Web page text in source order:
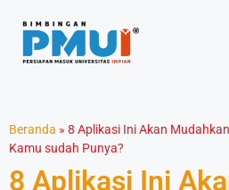
Beranda » 8 Aplikasi Ini Akan
Kamu sudah Punya?
8 Aplikasi Ini